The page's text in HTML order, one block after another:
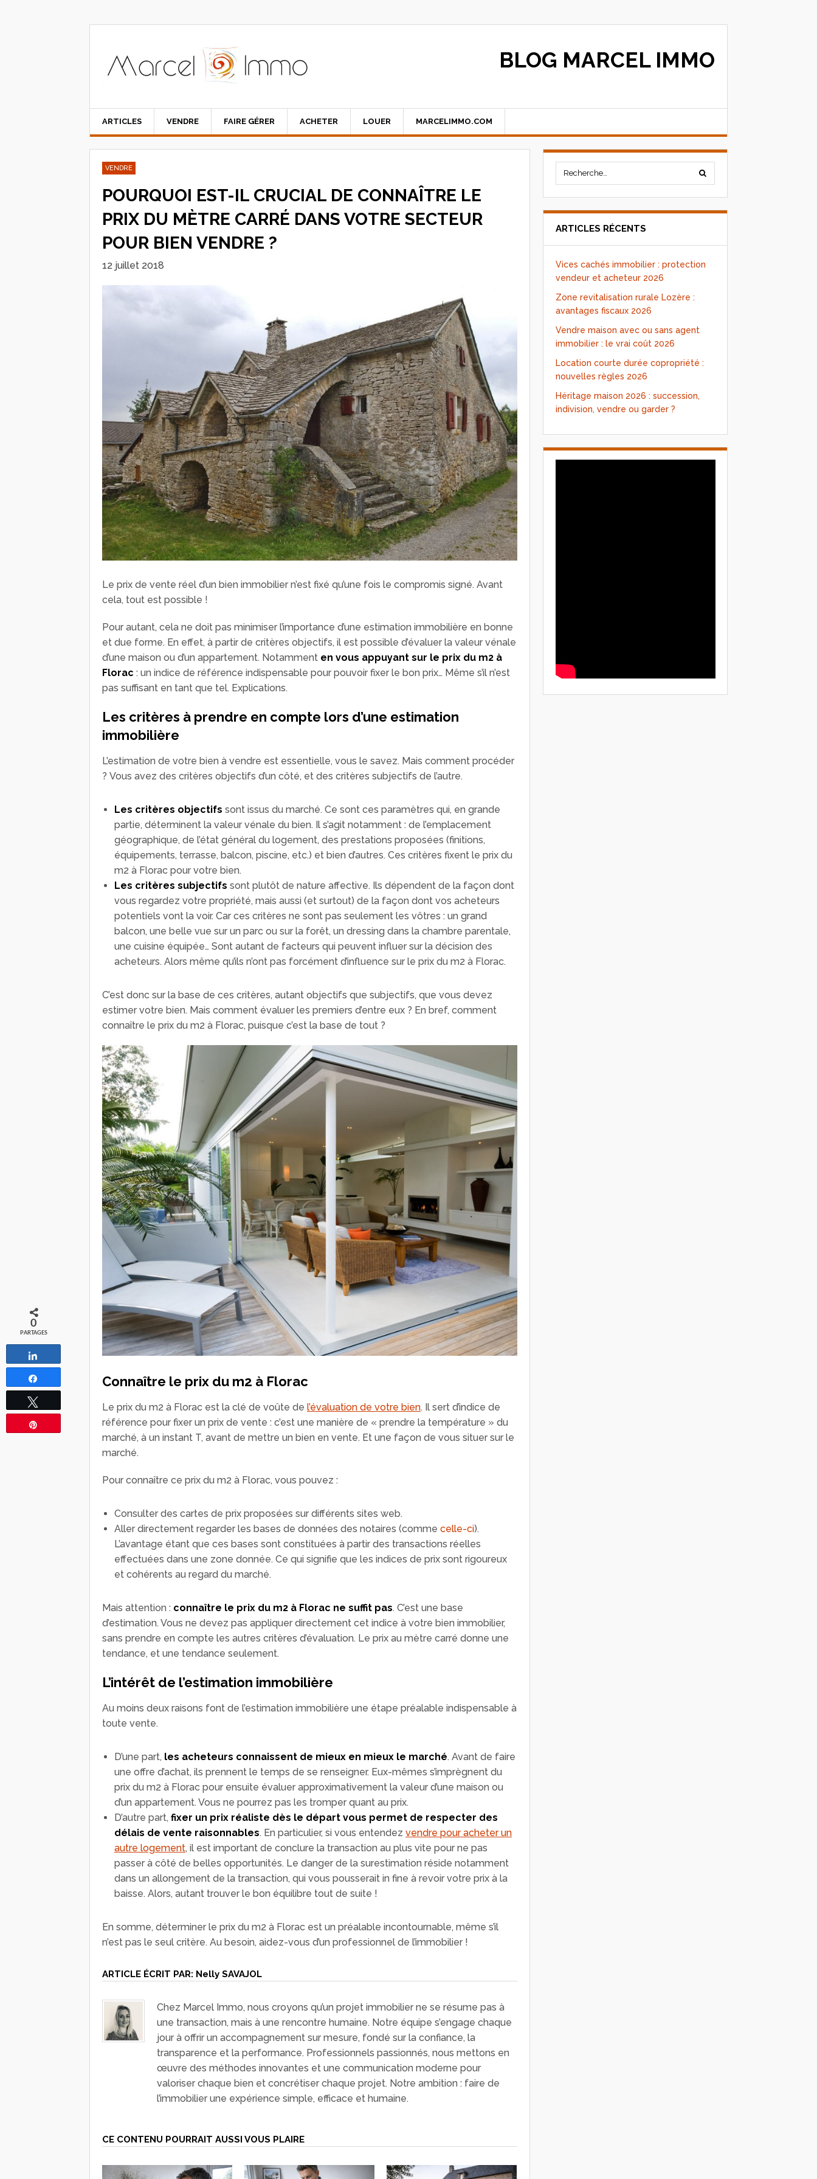
BLOG MARCEL IMMO
ARTICLES VENDRE FAIRE GÉRER ACHETER LOUER MARCELIMMO.COM
VENDRE
POURQUOI EST-IL CRUCIAL DE CONNAÎTRE LE
PRIX DU MÈTRE CARRÉ DANS VOTRE SECTEUR
POUR BIEN VENDRE ?
12 juillet 2018
Le prix de vente réel d’un bien immobilier n’est fixé qu’une fois le compromis signé. Avant
cela, tout est possible !
Pour autant, cela ne doit pas minimiser l’importance d’une estimation immobilière en bonne
et due forme. En effet, à partir de critères objectifs, il est possible d’évaluer la valeur vénale
d’une maison ou d’un appartement. Notamment en vous appuyant sur le prix du m2 à
Florac : un indice de référence indispensable pour pouvoir fixer le bon prix… Même s’il n’est
pas suffisant en tant que tel. Explications.
Les critères à prendre en compte lors d’une estimation
immobilière
L’estimation de votre bien à vendre est essentielle, vous le savez. Mais comment procéder
? Vous avez des critères objectifs d’un côté, et des critères subjectifs de l’autre.
Les critères objectifs sont issus du marché. Ce sont ces paramètres qui, en grande
partie, déterminent la valeur vénale du bien. Il s’agit notamment : de l’emplacement
géographique, de l’état général du logement, des prestations proposées (finitions,
équipements, terrasse, balcon, piscine, etc.) et bien d’autres. Ces critères fixent le prix du
m2 à Florac pour votre bien.
Les critères subjectifs sont plutôt de nature affective. Ils dépendent de la façon dont
vous regardez votre propriété, mais aussi (et surtout) de la façon dont vos acheteurs
potentiels vont la voir. Car ces critères ne sont pas seulement les vôtres : un grand
balcon, une belle vue sur un parc ou sur la forêt, un dressing dans la chambre parentale,
une cuisine équipée… Sont autant de facteurs qui peuvent influer sur la décision des
acheteurs. Alors même qu’ils n’ont pas forcément d’influence sur le prix du m2 à Florac.
C’est donc sur la base de ces critères, autant objectifs que subjectifs, que vous devez
estimer votre bien. Mais comment évaluer les premiers d’entre eux ? En bref, comment
connaître le prix du m2 à Florac, puisque c’est la base de tout ?
Connaître le prix du m2 à Florac
Le prix du m2 à Florac est la clé de voûte de l’évaluation de votre bien. Il sert d’indice de
référence pour fixer un prix de vente : c’est une manière de « prendre la température » du
marché, à un instant T, avant de mettre un bien en vente. Et une façon de vous situer sur le
marché.
Pour connaître ce prix du m2 à Florac, vous pouvez :
Consulter des cartes de prix proposées sur différents sites web.
Aller directement regarder les bases de données des notaires (comme celle-ci).
L’avantage étant que ces bases sont constituées à partir des transactions réelles
effectuées dans une zone donnée. Ce qui signifie que les indices de prix sont rigoureux
et cohérents au regard du marché.
Mais attention : connaître le prix du m2 à Florac ne suffit pas. C’est une base
d’estimation. Vous ne devez pas appliquer directement cet indice à votre bien immobilier,
sans prendre en compte les autres critères d’évaluation. Le prix au mètre carré donne une
tendance, et une tendance seulement.
L’intérêt de l’estimation immobilière
Au moins deux raisons font de l’estimation immobilière une étape préalable indispensable à
toute vente.
D’une part, les acheteurs connaissent de mieux en mieux le marché. Avant de faire
une offre d’achat, ils prennent le temps de se renseigner. Eux-mêmes s’imprègnent du
prix du m2 à Florac pour ensuite évaluer approximativement la valeur d’une maison ou
d’un appartement. Vous ne pourrez pas les tromper quant au prix.
D’autre part, fixer un prix réaliste dès le départ vous permet de respecter des
délais de vente raisonnables. En particulier, si vous entendez vendre pour acheter un
autre logement, il est important de conclure la transaction au plus vite pour ne pas
passer à côté de belles opportunités. Le danger de la surestimation réside notamment
dans un allongement de la transaction, qui vous pousserait in fine à revoir votre prix à la
baisse. Alors, autant trouver le bon équilibre tout de suite !
En somme, déterminer le prix du m2 à Florac est un préalable incontournable, même s’il
n’est pas le seul critère. Au besoin, aidez-vous d’un professionnel de l’immobilier !
ARTICLE ÉCRIT PAR: Nelly SAVAJOL
Chez Marcel Immo, nous croyons qu’un projet immobilier ne se résume pas à
une transaction, mais à une rencontre humaine. Notre équipe s’engage chaque
jour à offrir un accompagnement sur mesure, fondé sur la confiance, la
transparence et la performance. Professionnels passionnés, nous mettons en
œuvre des méthodes innovantes et une communication moderne pour
valoriser chaque bien et concrétiser chaque projet. Notre ambition : faire de
l’immobilier une expérience simple, efficace et humaine.
CE CONTENU POURRAIT AUSSI VOUS PLAIRE
ARTICLES RÉCENTS
Vices cachés immobilier : protection
vendeur et acheteur 2026
Zone revitalisation rurale Lozère :
avantages fiscaux 2026
Vendre maison avec ou sans agent
immobilier : le vrai coût 2026
Location courte durée copropriété :
nouvelles règles 2026
Héritage maison 2026 : succession,
indivision, vendre ou garder ?
0
PARTAGES